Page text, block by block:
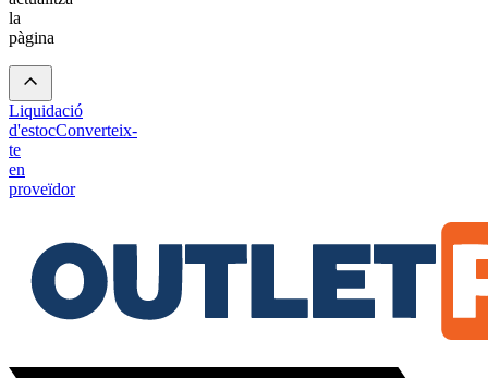
la
pàgina
Liquidació
d'estocConverteix-
te
en
proveïdor